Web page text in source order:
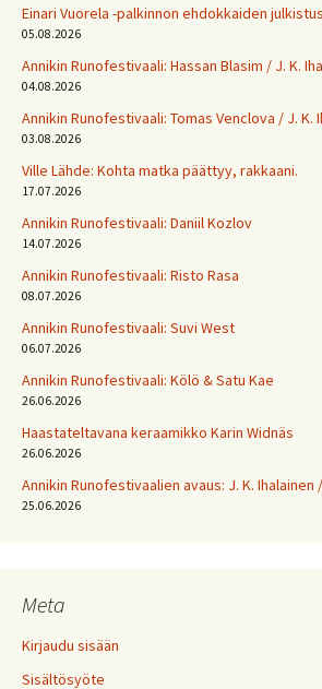
Einari Vuorela -palkinnon ehdokkaiden julkistus
05.08.2026
Annikin Runofestivaali: Has­san Bla­sim / J. K.
04.08.2026
Annikin Runofestivaali: Tomas Venclova / J. K.
03.08.2026
Ville Lähde: Kohta matka päättyy, rakkaani.
17.07.2026
Annikin Runofestivaali: Daniil Kozlov
14.07.2026
Annikin Runofestivaali: Risto Rasa
08.07.2026
Annikin Runofestivaali: Suvi West
06.07.2026
Annikin Runofestivaali: Kölö & Satu Kae
26.06.2026
Haastateltavana keraamikko Karin Widnäs
26.06.2026
Annikin Runofestivaalien avaus: J. K.
25.06.2026
Meta
Kirjaudu sisään
Sisältösyöte